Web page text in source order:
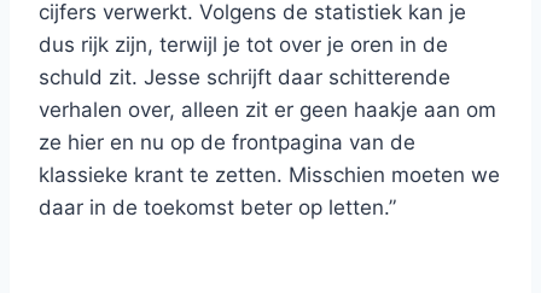
cijfers verwerkt. Volgens de statistiek kan je
dus rijk zijn, terwijl je tot over je oren in de
schuld zit. Jesse schrijft daar schitterende
verhalen over, alleen zit er geen haakje aan om
ze hier en nu op de frontpagina van de
klassieke krant te zetten. Misschien moeten we
daar in de toekomst beter op letten.”